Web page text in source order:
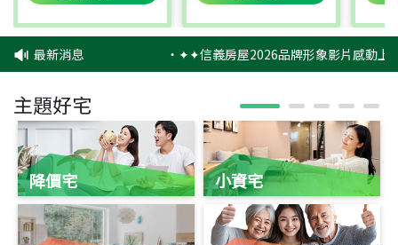
最新消息 ‧✦✦信義房屋2026品牌形象影片感動上
主題好宅
降價宅 小資宅